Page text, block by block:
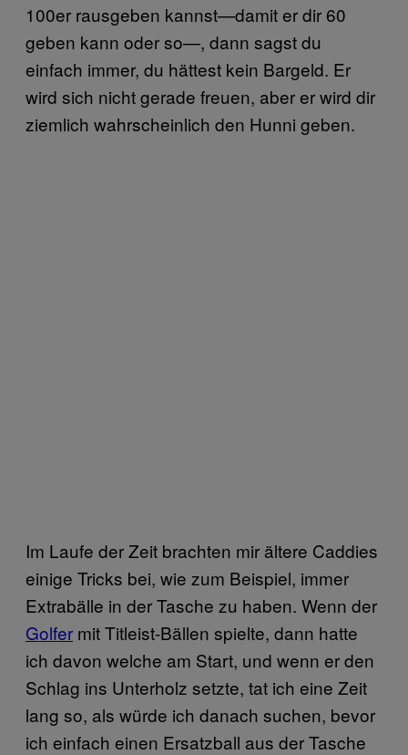
100er rausgeben kannst—damit er dir 60
geben kann oder so—, dann sagst du
einfach immer, du hättest kein Bargeld. Er
wird sich nicht gerade freuen, aber er wird dir
ziemlich wahrscheinlich den Hunni geben.
Im Laufe der Zeit brachten mir ältere Caddies
einige Tricks bei, wie zum Beispiel, immer
Extrabälle in der Tasche zu haben. Wenn der
Golfer mit Titleist-Bällen spielte, dann hatte
ich davon welche am Start, und wenn er den
Schlag ins Unterholz setzte, tat ich eine Zeit
lang so, als würde ich danach suchen, bevor
ich einfach einen Ersatzball aus der Tasche